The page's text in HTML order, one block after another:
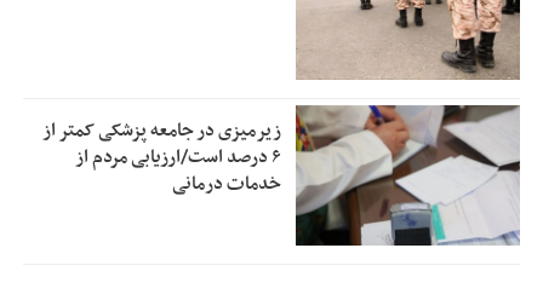
زیرمیزی در جامعه پزشکی کمتر از
۶ درصد است/ارزیابی مردم از
خدمات درمانی